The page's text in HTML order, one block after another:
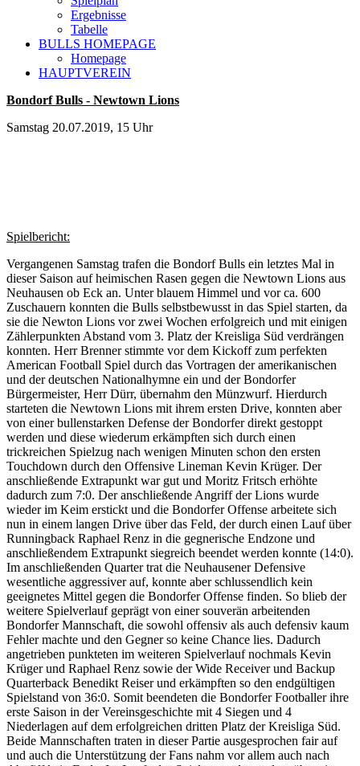
Ergebnisse
Tabelle
BULLS HOMEPAGE
Homepage
HAUPTVEREIN
Bondorf Bulls - Newtown Lions
Samstag 20.07.2019, 15 Uhr
Spielbericht:
Vergangenen Samstag trafen die Bondorf Bulls ein letztes Mal in
dieser Saison auf heimischen Rasen gegen die Newtown Lions aus
Neuhausen ob Eck an. Unter blauem Himmel und vor ca. 600
Zuschauern konnten die Bulls selbstbewusst in das Spiel starten, da
sie die Newton Lions vor zwei Wochen erfolgreich und mit einigen
Zählerpunkten Abstand vom 3. Platz der Kreisliga Süd verdrängen
konnten. Herr Brenner stimmte vor dem Kickoff zum perfekten
American Football Spiel durch das Vortragen der amerikanischen
und der deutschen Nationalhymne ein und der Bondorfer
Bürgermeister, Herr Dürr, übernahm den Münzwurf. Hierdurch
starteten die Newtown Lions mit ihrem ersten Drive, konnten aber
von einer bullenstarken Defense der Bondorfer direkt gestoppt
werden und diese wiederum erkämpften sich durch einen
trickreichen Spielzug nach wenigen Minuten schon den ersten
Touchdown durch den Offensive Lineman Kevin Krüger. Der
anschließende Extrapunkt war gut und Moritz Fritsch erhöhte
dadurch zum 7:0. Der anschließende Angriff der Lions wurde
wieder im Keim erstickt und die Bondorfer Offense arbeitete sich
nun in einem langen Drive über das Feld, der durch einen Lauf über
Runningback Raphael Renz in die gegnerische Endzone und
anschließendem Extrapunkt siegreich beendet werden konnte (14:0).
Im anschließenden Quarter trat die Neuhausener Defensive
wesentliche aggressiver auf, konnte aber schlussendlich kein
geeignetes Mittel gegen die Bondorfer Offense finden. So blieb der
weitere Spielverlauf geprägt von einer souverän arbeitenden
Bondorfer Mannschaft, die sowohl offensiv als auch defensiv kaum
Fehler machte und den Gegner so keine Chance lies. Dadurch
angetrieben punkteten im weiteren Spielverlauf nochmals Kevin
Krüger und Raphael Renz sowie der Wide Receiver und Backup
Quarterback Benedikt Reiser und erkämpften so den endgültigen
Spielstand von 36:0. Somit beendeten die Bondorfer Footballer ihre
erste Saison in der Vereinsgeschichte mit 4 Siegen und 4
Niederlagen auf dem erfolgreichen dritten Platz der Kreisliga Süd.
Beide Mannschaften traten in dieser Partie ausgesprochen fair auf
und auch die Unterstützung der Fans nahm vor allem auch nach